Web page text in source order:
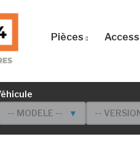
Pièces
-- MODELE -- ▼ --